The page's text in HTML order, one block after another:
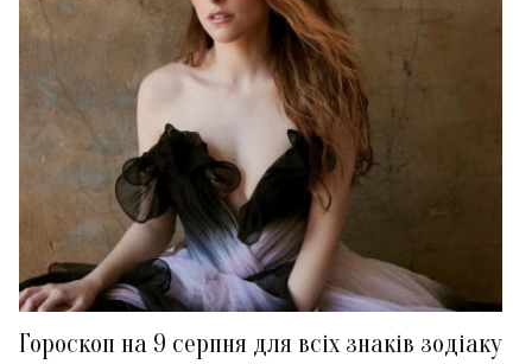
Гороскоп на 9 серпня для всіх знаків зодіаку